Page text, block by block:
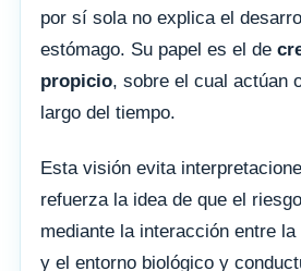
por sí sola no explica el
estómago. Su papel es el de
propicio, sobre el cual actúan
largo del tiempo.
Esta visión evita
refuerza la idea de que el
mediante la interacción entre
y el entorno biológico y